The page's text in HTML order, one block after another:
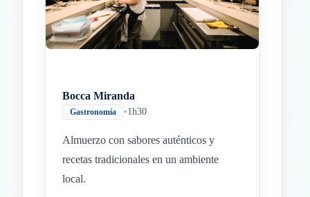
Bocca Miranda
Gastronomía •1h30
Almuerzo con sabores auténticos y
recetas tradicionales en un ambiente
local.